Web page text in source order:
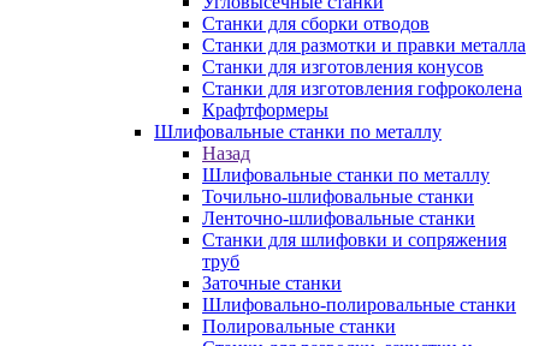
Станки для сборки отводов
Станки для размотки и правки металла
Станки для изготовления конусов
Станки для изготовления гофроколена
Крафтформеры
Шлифовальные станки по металлу
Назад
Шлифовальные станки по металлу
Точильно-шлифовальные станки
Ленточно-шлифовальные станки
Станки для шлифовки и сопряжения
труб
Заточные станки
Шлифовально-полировальные станки
Полировальные станки